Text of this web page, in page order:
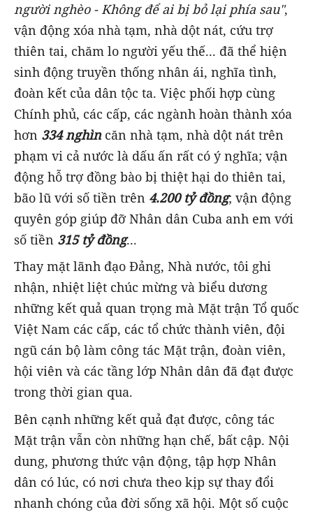
người nghèo - Không để ai bị bỏ lại phía sau",
vận động xóa nhà tạm, nhà dột nát, cứu trợ
thiên tai, chăm lo người yếu thế... đã thể hiện
sinh động truyền thống nhân ái, nghĩa tình,
đoàn kết của dân tộc ta. Việc phối hợp cùng
Chính phủ, các cấp, các ngành hoàn thành xóa
hơn 334 nghìncăn nhà tạm, nhà dột nát trên
phạm vi cả nước là dấu ấn rất có ý nghĩa; vận
động hỗ trợ đồng bào bị thiệt hại do thiên tai,
bão lũ với số tiền trên 4.200 tỷ đồng; vận động
quyên góp giúp đỡ Nhân dân Cuba anh em với
số tiền 315 tỷ đồng...
Thay mặt lãnh đạo Đảng, Nhà nước, tôi ghi
nhận, nhiệt liệt chúc mừng và biểu dương
những kết quả quan trọng mà Mặt trận Tổ quốc
Việt Nam các cấp, các tổ chức thành viên, đội
ngũ cán bộ làm công tác Mặt trận, đoàn viên,
hội viên và các tầng lớp Nhân dân đã đạt được
trong thời gian qua.
Bên cạnh những kết quả đạt được, công tác
Mặt trận vẫn còn những hạn chế, bất cập. Nội
dung, phương thức vận động, tập hợp Nhân
dân có lúc, có nơi chưa theo kịp sự thay đổi
nhanh chóng của đời sống xã hội. Một số cuộc